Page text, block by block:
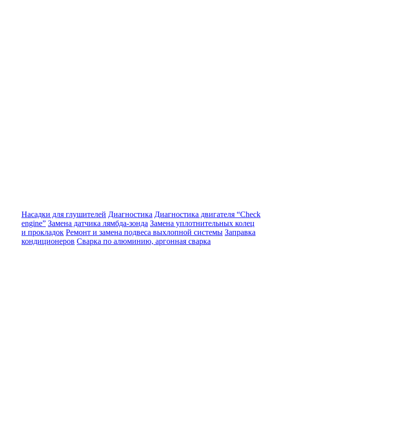
Насадки для глушителей Диагностика Диагностика двигателя “Check
engine” Замена датчика лямбда-зонда Замена уплотнительных колец
и прокладок Ремонт и замена подвеса выхлопной системы Заправка
кондиционеров Cварка по алюминию, аргонная сварка